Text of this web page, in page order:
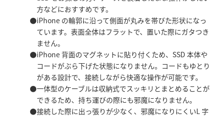
方などにおすすめです。
iPhone の輪郭に沿って側面が丸みを帯びた形状になっ
ています。表面全体はフラットで、置いた際にガタつき
ません。
iPhone 背面のマグネットに貼り付くため、SSD 本体や
コードがぶら下げた状態になりません。コードもゆとり
がある設計で、接続しながら快適な操作が可能です。
一体型のケーブルは収納式でスッキリとまとめることが
できるため、持ち運びの際にも邪魔になりません。
接続した際に出っ張りが少なく、邪魔になりにくいL 字